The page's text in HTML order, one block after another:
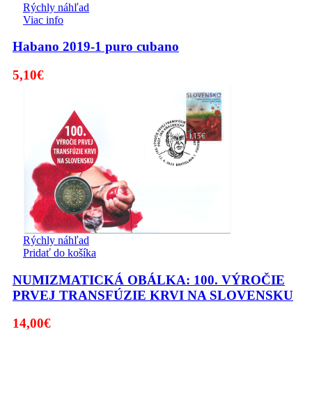
Rýchly náhľad
Viac info
Habano 2019-1 puro cubano
5,10€
Rýchly náhľad
Pridať do košíka
NUMIZMATICKÁ OBÁLKA: 100. VÝROČIE
PRVEJ TRANSFÚZIE KRVI NA SLOVENSKU
14,00€